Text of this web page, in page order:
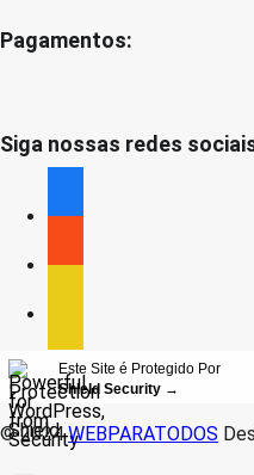
Pagamentos:
Siga nossas redes
Este Site é Protegido Por
Shield Security →
© 2024WEBPARATODOS